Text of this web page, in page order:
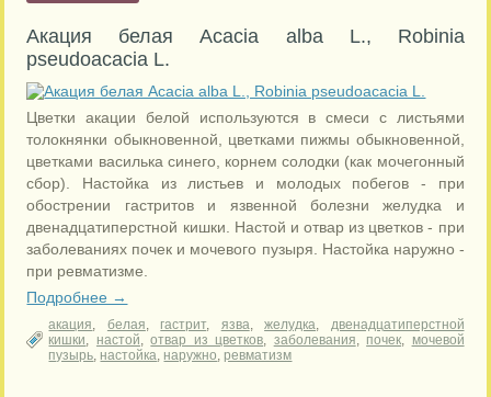
Акация белая Acacia alba L., Robinia
pseudoacacia L.
Цветки акации белой используются в смеси с листьями
толокнянки обыкновенной, цветками пижмы обыкновенной,
цветками василька синего, корнем солодки (как мочегонный
сбор). Настойка из листьев и молодых побегов - при
обострении гастритов и язвенной болезни желудка и
двенадцатиперстной кишки. Настой и отвар из цветков - при
заболеваниях почек и мочевого пузыря. Настойка наружно -
при ревматизме.
Подробнее →
акация, белая, гастрит, язва,желудка, двенадцатиперстной
кишки, настой,отвар из цветков, заболевания, почек, мочевой
пузырь, настойка, наружно,ревматизм